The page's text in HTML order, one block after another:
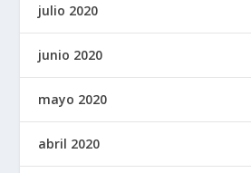
julio 2020
junio 2020
mayo 2020
abril 2020